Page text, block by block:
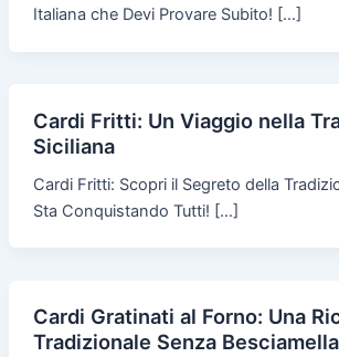
Italiana che Devi Provare Subito! […]
Cardi Fritti: Un Viaggio nella
Siciliana
Cardi Fritti: Scopri il Segreto della
Sta Conquistando Tutti! […]
Cardi Gratinati al Forno: Una
Tradizionale Senza Besciamella